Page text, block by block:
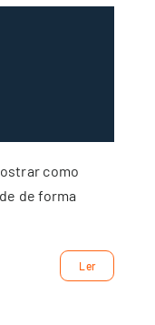
como
de forma
Ler